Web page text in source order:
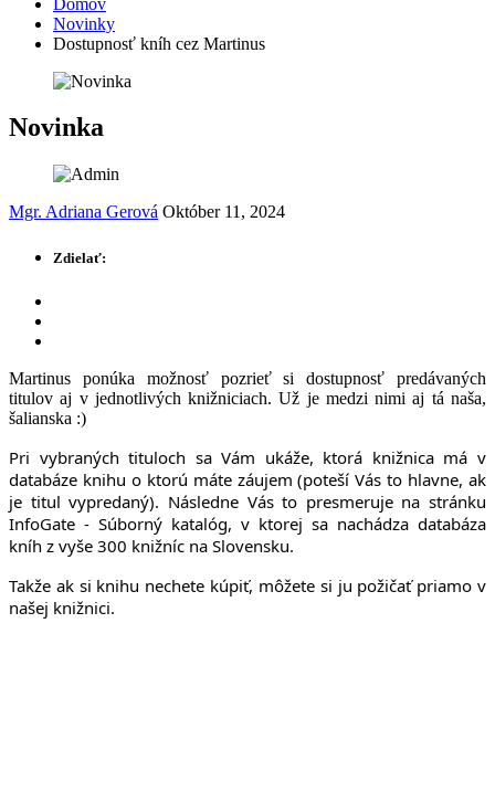
Novinky
Dostupnosť kníh cez Martinus
Novinka
Mgr. Adriana Gerová Október 11, 2024
Zdielať:
Martinus ponúka možnosť pozrieť si dostupnosť predávaných
titulov aj v jednotlivých knižniciach. Už je medzi nimi aj tá naša,
šalianska :)
Pri vybraných tituloch sa Vám ukáže, ktorá knižnica má v
databáze knihu o ktorú máte záujem (poteší Vás to hlavne, ak
je titul vypredaný). Následne Vás to presmeruje na stránku
InfoGate - Súborný katalóg, v ktorej sa nachádza databáza
kníh z vyše 300 knižníc na Slovensku.
Takže ak si knihu nechete kúpiť, môžete si ju požičať priamo v
našej knižnici.